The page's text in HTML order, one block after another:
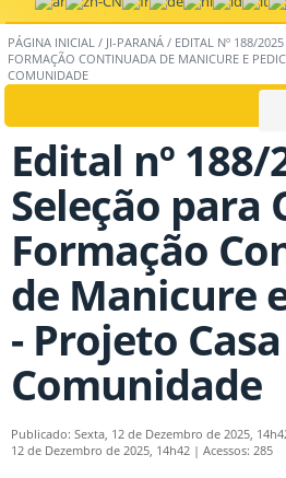
PÁGINA INICIAL / JI-PARANÁ / EDITAL Nº 188/
FORMAÇÃO CONTINUADA DE MANICURE E
COMUNIDADE
Edital nº 188/
Seleção para
Formação
de Manicure
- Projeto
Comunidade
Publicado: Sexta, 12 de Dezembro de 2025,
12 de Dezembro de 2025, 14h42 | Acessos: 285